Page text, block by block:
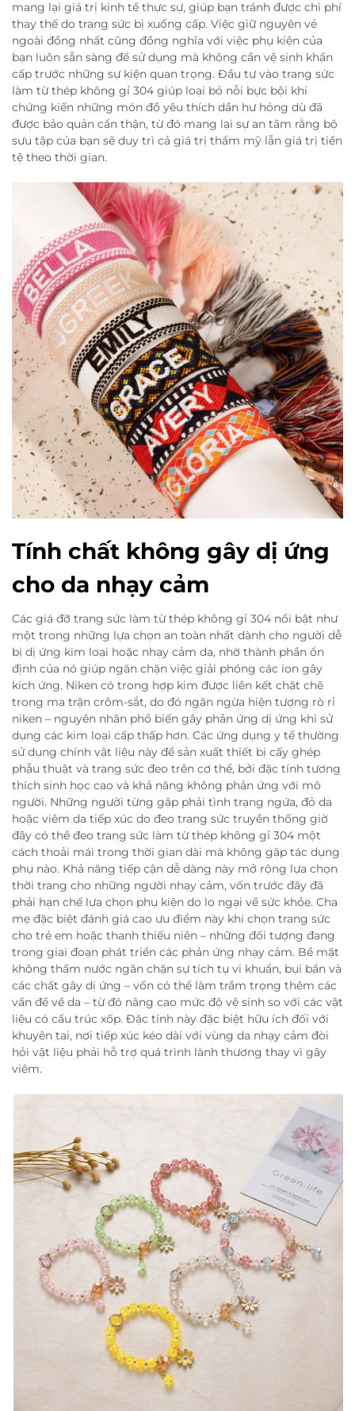
mang lại giá trị kinh tế thực sự, giúp bạn tránh được chi phí
thay thế do trang sức bị xuống cấp. Việc giữ nguyên vẻ
ngoài đồng nhất cũng đồng nghĩa với việc phụ kiện của
bạn luôn sẵn sàng để sử dụng mà không cần vệ sinh khẩn
cấp trước những sự kiện quan trọng. Đầu tư vào trang sức
làm từ thép không gỉ 304 giúp loại bỏ nỗi bực bội khi
chứng kiến những món đồ yêu thích dần hư hỏng dù đã
được bảo quản cẩn thận, từ đó mang lại sự an tâm rằng bộ
sưu tập của bạn sẽ duy trì cả giá trị thẩm mỹ lẫn giá trị tiền
tệ theo thời gian.
Tính chất không gây dị ứng
cho da nhạy cảm
Các giá đỡ trang sức làm từ thép không gỉ 304 nổi bật như
một trong những lựa chọn an toàn nhất dành cho người dễ
bị dị ứng kim loại hoặc nhạy cảm da, nhờ thành phần ổn
định của nó giúp ngăn chặn việc giải phóng các ion gây
kích ứng. Niken có trong hợp kim được liên kết chặt chẽ
trong ma trận crôm-sắt, do đó ngăn ngừa hiện tượng rò rỉ
niken – nguyên nhân phổ biến gây phản ứng dị ứng khi sử
dụng các kim loại cấp thấp hơn. Các ứng dụng y tế thường
sử dụng chính vật liệu này để sản xuất thiết bị cấy ghép
phẫu thuật và trang sức đeo trên cơ thể, bởi đặc tính tương
thích sinh học cao và khả năng không phản ứng với mô
người. Những người từng gặp phải tình trạng ngứa, đỏ da
hoặc viêm da tiếp xúc do đeo trang sức truyền thống giờ
đây có thể đeo trang sức làm từ thép không gỉ 304 một
cách thoải mái trong thời gian dài mà không gặp tác dụng
phụ nào. Khả năng tiếp cận dễ dàng này mở rộng lựa chọn
thời trang cho những người nhạy cảm, vốn trước đây đã
phải hạn chế lựa chọn phụ kiện do lo ngại về sức khỏe. Cha
mẹ đặc biệt đánh giá cao ưu điểm này khi chọn trang sức
cho trẻ em hoặc thanh thiếu niên – những đối tượng đang
trong giai đoạn phát triển các phản ứng nhạy cảm. Bề mặt
không thấm nước ngăn chặn sự tích tụ vi khuẩn, bụi bẩn và
các chất gây dị ứng – vốn có thể làm trầm trọng thêm các
vấn đề về da – từ đó nâng cao mức độ vệ sinh so với các vật
liệu có cấu trúc xốp. Đặc tính này đặc biệt hữu ích đối với
khuyên tai, nơi tiếp xúc kéo dài với vùng da nhạy cảm đòi
hỏi vật liệu phải hỗ trợ quá trình lành thương thay vì gây
viêm.